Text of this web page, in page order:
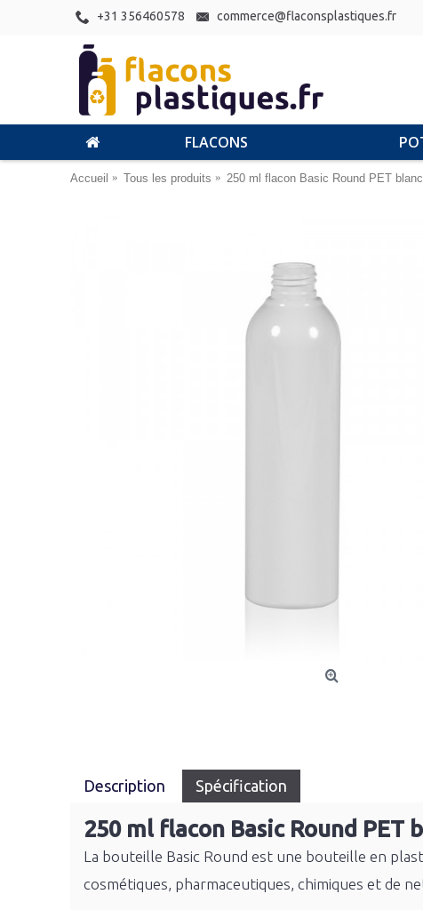
+31 356460578 commerce@flaconsplastiques.fr
FLACONS
Accueil Tous les produits 250 ml flacon Basic Round PET
Description Spécification
250 ml flacon Basic Round PET
La bouteille Basic Round est une bouteille en
cosmétiques, pharmaceutiques, chimiques et de